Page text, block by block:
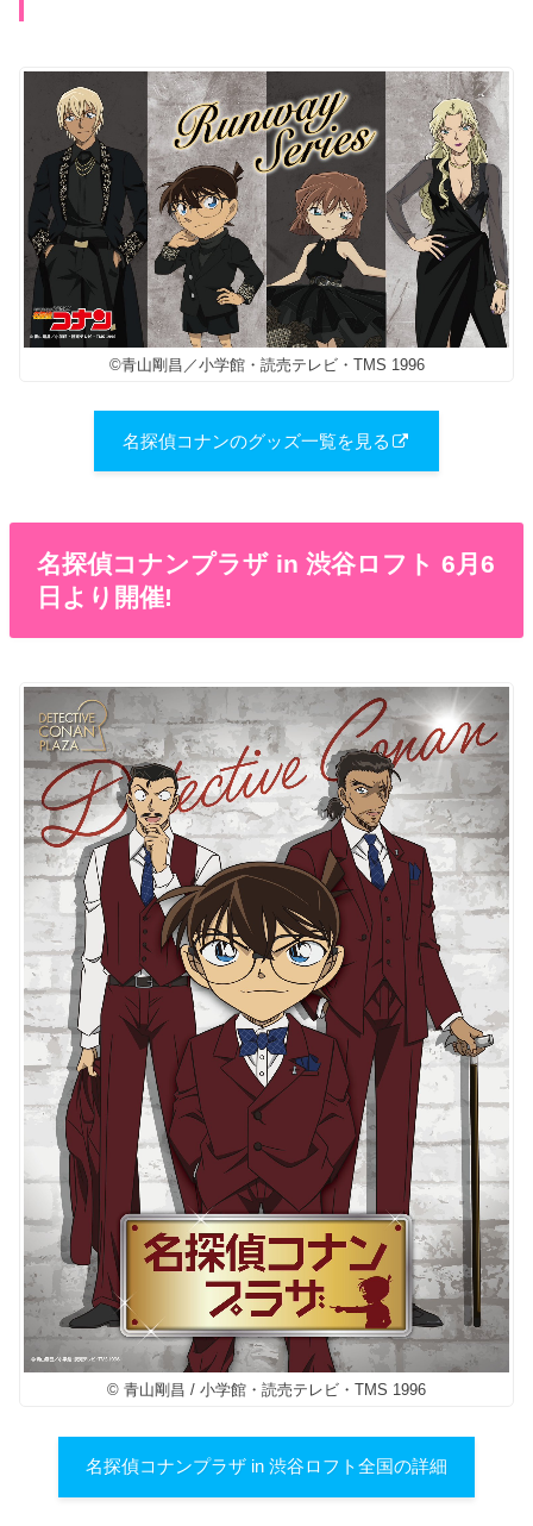
©青山剛昌／小学館・読売テレビ・TMS 1996
名探偵コナンのグッズ一覧を見る
名探偵コナンプラザ in 渋谷ロフト 6月6
日より開催!
© 青山剛昌 / 小学館・読売テレビ・TMS 1996
名探偵コナンプラザ in 渋谷ロフト全国の詳細